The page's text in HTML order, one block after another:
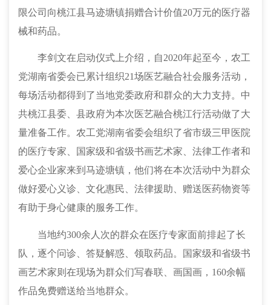
限公司向桃江县马迹塘镇捐赠合计价值20万元的医疗器
械和药品。
李剑文在启动仪式上介绍，自2020年起至今，农工
党湖南省委会已累计组织21场医艺融合社会服务活动，
每场活动都得到了当地党委政府和群众的大力支持。中
共桃江县委、县政府为本次医艺融合桃江行活动做了大
量准备工作。农工党湖南省委会组织了省市级三甲医院
的医疗专家、国家级和省级书画艺术家、法律工作者和
爱心企业家来到马迹塘镇，他们将在本次活动中为群众
做好爱心义诊、文化惠民、法律援助、赠送医药物资等
有助于身心健康的服务工作。
当地约300余人次的群众在医疗专家面前排起了长
队，逐个问诊、答疑解惑、领取药品。国家级和省级书
画艺术家则在现场为群众们写春联、画国画，160余幅
作品免费赠送给当地群众。